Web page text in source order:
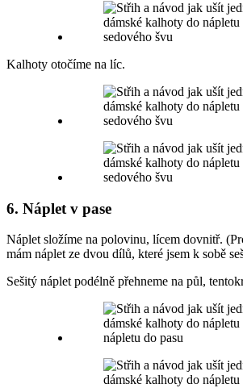
Kalhoty otočíme na líc.
6. Náplet v pase
Náplet složíme na polovinu, lícem dovnitř.
mám náplet ze dvou dílů, které jsem k sobě
Sešitý náplet podélně přehneme na půl,